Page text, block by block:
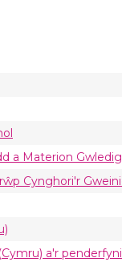
a Materion
Cynghori'r
a'r